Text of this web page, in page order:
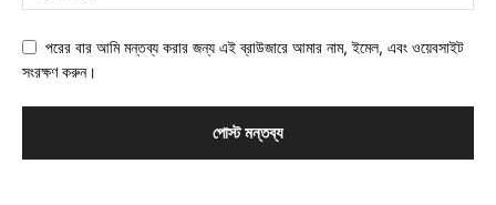
পরের বার আমি মন্তব্য করার জন্য এই ব্রাউজারে আমার নাম, ইমেল, এবং ওয়েবসাইট
সংরক্ষণ করুন।